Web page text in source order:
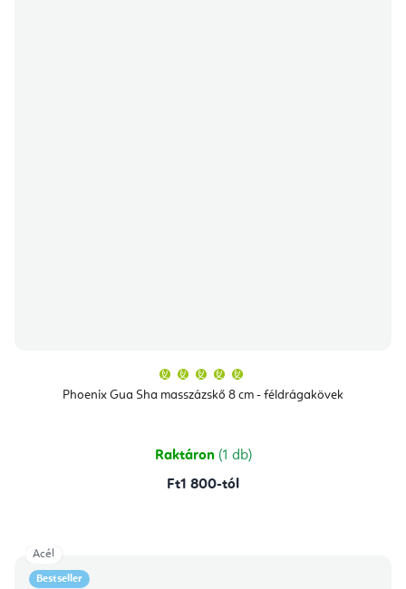
Phoenix Gua Sha masszázskő 8 cm - féldrágakövek
átlagos
értékelése
csillag.
Raktáron (1 db)
Ft1 800-tól
Bestseller
Acél